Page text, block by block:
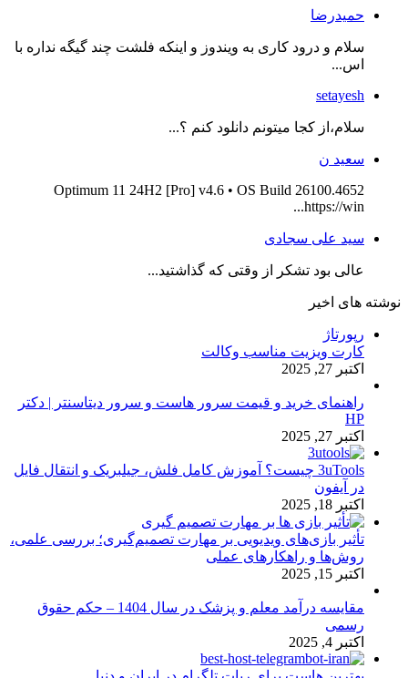
حمیدرضا
سلام و درود کاری به ویندوز و اینکه فلشت چند گیگه نداره با
اس...
setayesh
سلام،از کجا میتونم دانلود کنم ؟...
سعید ن
Optimum 11 24H2 [Pro] v4.6 • OS Build 26100.4652
https://win...
سید علی سجادی
عالی بود تشکر از وقتی که گذاشتید...
نوشته های اخیر
رپورتاژ
کارت ویزیت مناسب وکالت
اکتبر 27, 2025
راهنمای خرید و قیمت سرور هاست و سرور دیتاسنتر | دکتر
HP
اکتبر 27, 2025
3uTools چیست؟ آموزش کامل فلش، جیلبریک و انتقال فایل
در آیفون
اکتبر 18, 2025
تأثیر بازی‌های ویدیویی بر مهارت تصمیم‌گیری؛ بررسی علمی،
روش‌ها و راهکارهای عملی
اکتبر 15, 2025
مقایسه درآمد معلم و پزشک در سال 1404 – حکم حقوق
رسمی
اکتبر 4, 2025